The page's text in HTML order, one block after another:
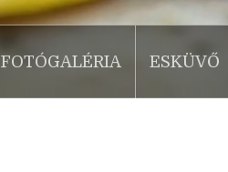
FOTÓGALÉRIA ESKÜVŐ